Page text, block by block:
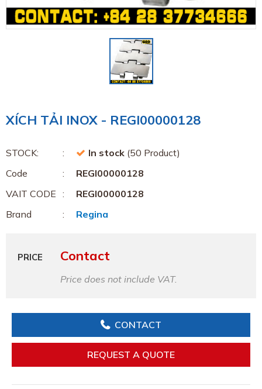
XÍCH TẢI INOX - REGI00000128
STOCK: In stock (50 Product)
Code
REGI00000128
VAIT CODE
REGI00000128
Brand
Regina
PRICE Contact
Price does not include VAT.
CONTACT
REQUEST A QUOTE